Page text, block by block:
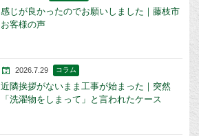
感じが良かったのでお願いしました｜藤枝市
お客様の声
2026.7.29 コラム
近隣挨拶がないまま工事が始まった｜突然
「洗濯物をしまって」と言われたケース